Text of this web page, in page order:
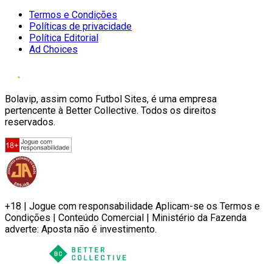
Termos e Condições
Políticas de privacidade
Política Editorial
Ad Choices
Bolavip, assim como Futbol Sites, é uma empresa
pertencente à Better Collective. Todos os direitos
reservados.
+18 | Jogue com responsabilidade Aplicam-se os Termos e
Condições | Conteúdo Comercial | Ministério da Fazenda
adverte: Aposta não é investimento.